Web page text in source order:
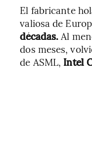
El fabricante
valiosa de
décadas. Al
dos meses,
de ASML, Intel